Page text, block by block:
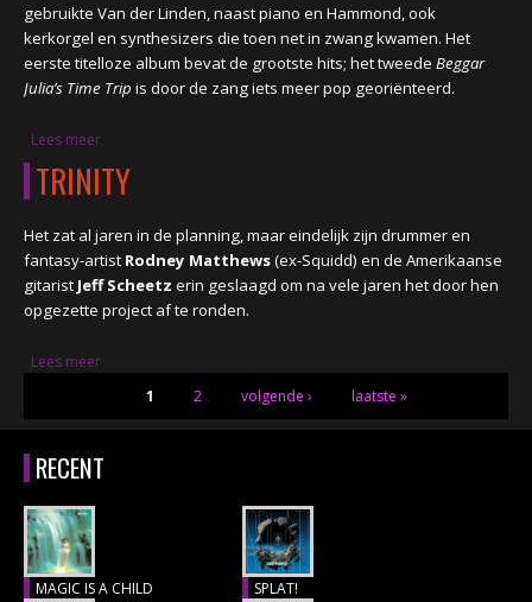
gebruikte Van der Linden, naast piano en Hammond, ook
kerkorgel en synthesizers die toen net in zwang kwamen. Het
eerste titelloze album bevat de grootste hits; het tweede Beggar
Julia’s Time Trip is door de zang iets meer pop georiënteerd.
Lees meer
TRINITY
Het zat al jaren in de planning, maar eindelijk zijn drummer en
fantasy-artist Rodney Matthews(ex-Squidd) en de Amerikaanse
gitarist Jeff Scheetz erin geslaagd om na vele jaren het door hen
opgezette project af te ronden.
Lees meer
1 2 volgende › laatste »
RECENT
MAGIC IS A CHILD
SPLAT!